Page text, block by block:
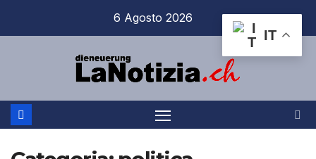
6 Agosto 2026
IT